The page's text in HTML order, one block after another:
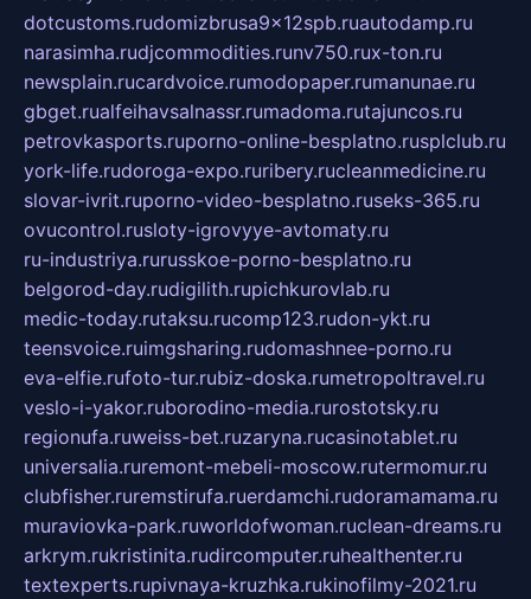
dotcustoms.rudomizbrusa9x12spb.ruautodamp.ru
narasimha.rudjcommodities.runv750.rux-ton.ru
newsplain.rucardvoice.rumodopaper.rumanunae.ru
gbget.rualfeihavsalnassr.rumadoma.rutajuncos.ru
petrovkasports.ruporno-online-besplatno.rusplclub.ru
york-life.rudoroga-expo.ruribery.rucleanmedicine.ru
slovar-ivrit.ruporno-video-besplatno.ruseks-365.ru
ovucontrol.rusloty-igrovyye-avtomaty.ru
ru-industriya.rurusskoe-porno-besplatno.ru
belgorod-day.rudigilith.rupichkurovlab.ru
medic-today.rutaksu.rucomp123.rudon-ykt.ru
teensvoice.ruimgsharing.rudomashnee-porno.ru
eva-elfie.rufoto-tur.rubiz-doska.rumetropoltravel.ru
veslo-i-yakor.ruborodino-media.rurostotsky.ru
regionufa.ruweiss-bet.ruzaryna.rucasinotablet.ru
universalia.ruremont-mebeli-moscow.rutermomur.ru
clubfisher.ruremstirufa.ruerdamchi.rudoramamama.ru
muraviovka-park.ruworldofwoman.ruclean-dreams.ru
arkrym.rukristinita.rudircomputer.ruhealthenter.ru
textexperts.rupivnaya-kruzhka.rukinofilmy-2021.ru